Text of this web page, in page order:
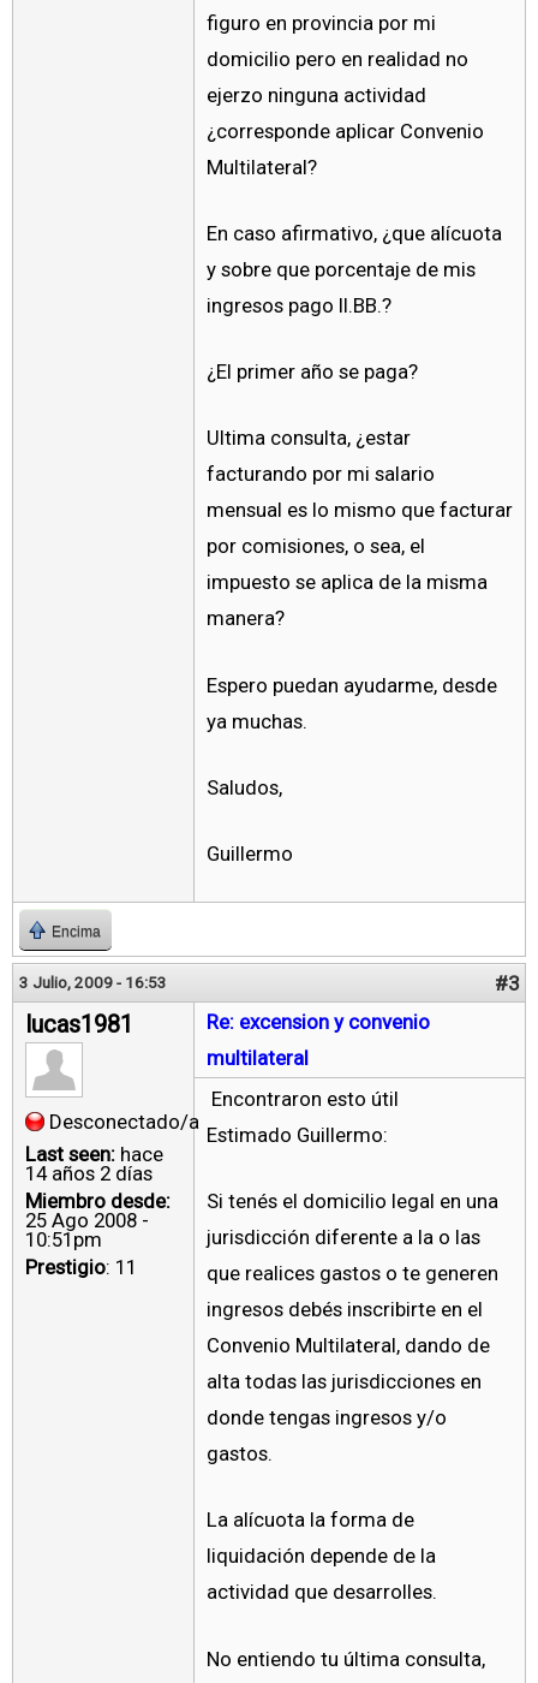
figuro en provincia por mi
domicilio pero en realidad no
ejerzo ninguna actividad
¿corresponde aplicar Convenio
Multilateral?
En caso afirmativo, ¿que alícuota
y sobre que porcentaje de mis
ingresos pago II.BB.?
¿El primer año se paga?
Ultima consulta, ¿estar
facturando por mi salario
mensual es lo mismo que facturar
por comisiones, o sea, el
impuesto se aplica de la misma
manera?
Espero puedan ayudarme, desde
ya muchas.
Saludos,
Guillermo
Encima
3 Julio, 2009 - 16:53 #3
lucas1981
Desconectado/a
Last seen: hace
14 años 2 días
Miembro desde:
25 Ago 2008 -
10:51pm
Prestigio: 11
Re: excension y convenio
multilateral
Encontraron esto útil
Estimado Guillermo:
Si tenés el domicilio legal en una
jurisdicción diferente a la o las
que realices gastos o te generen
ingresos debés inscribirte en el
Convenio Multilateral, dando de
alta todas las jurisdicciones en
donde tengas ingresos y/o
gastos.
La alícuota la forma de
liquidación depende de la
actividad que desarrolles.
No entiendo tu última consulta,